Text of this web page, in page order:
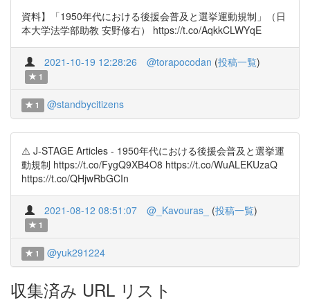
資料】「1950年代における後援会普及と選挙運動規制」（日
本大学法学部助教 安野修右） https://t.co/AqkkCLWYqE
2021-10-19 12:28:26 @torapocodan (投稿一覧)
1
1 @standbycitizens
⚠️ J-STAGE Articles - 1950年代における後援会普及と選挙運
動規制 https://t.co/FygQ9XB4O8 https://t.co/WuALEKUzaQ
https://t.co/QHjwRbGCIn
2021-08-12 08:51:07 @_Kavouras_ (投稿一覧)
1
1 @yuk291224
収集済み URL リスト